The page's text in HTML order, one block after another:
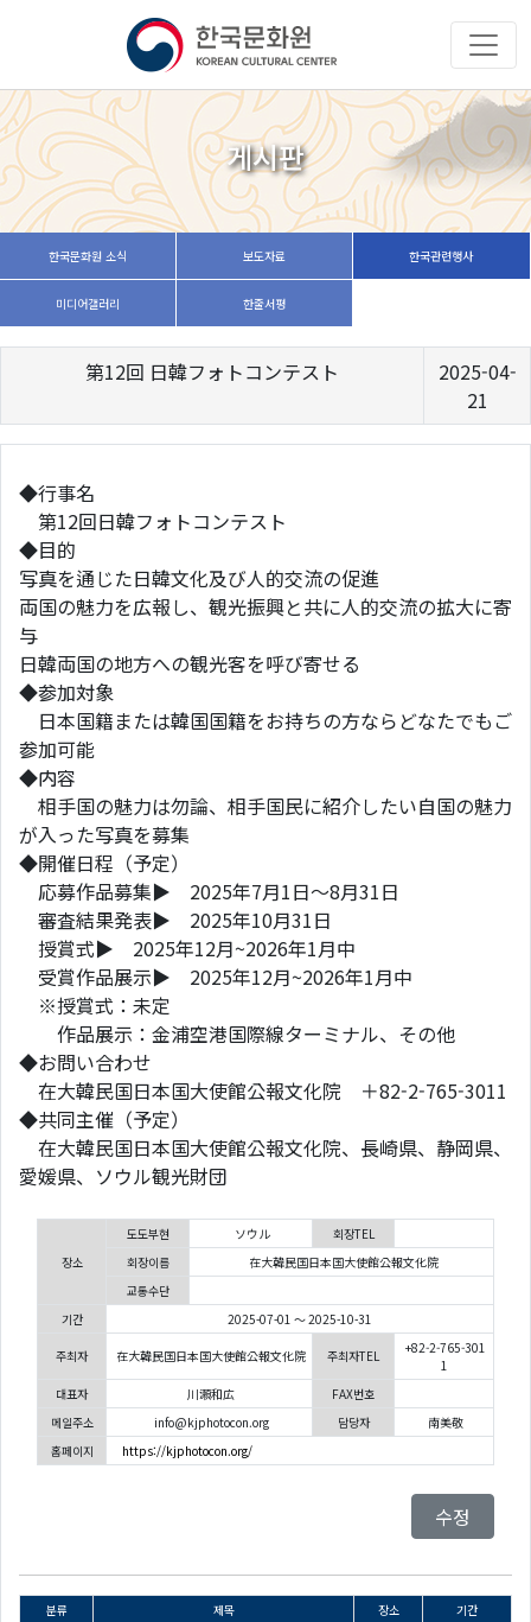
게시판
한국문화원 소식 보도자료 한국관련행사
미디어갤러리 한줄서평
第12回 日韓フォトコンテスト
2025-04-
21
◆行事名
第12回日韓フォトコンテスト
◆目的
写真を通じた日韓文化及び人的交流の促進
両国の魅力を広報し、観光振興と共に人的交流の拡大に寄
与
日韓両国の地方への観光客を呼び寄せる
◆参加対象
日本国籍または韓国国籍をお持ちの方ならどなたでもご
参加可能
◆内容
相手国の魅力は勿論、相手国民に紹介したい自国の魅力
が入った写真を募集
◆開催日程（予定）
応募作品募集▶ 2025年7月1日～8月31日
審査結果発表▶ 2025年10月31日
授賞式▶ 2025年12月~2026年1月中
受賞作品展示▶ 2025年12月~2026年1月中
※授賞式：未定
作品展示：金浦空港国際線ターミナル、その他
◆お問い合わせ
在大韓民国日本国大使館公報文化院 ＋82-2-765-3011
◆共同主催（予定）
在大韓民国日本国大使館公報文化院、長崎県、静岡県、
愛媛県、ソウル観光財団
장소
도도부현 ソウル
회장TEL
회장이름
在大韓民国日本国大使館公報文化院
교통수단
기간
2025-07-01 ～ 2025-10-31
주최자 在大韓民国日本国大使館公報文化院 주최자TEL
+82-2-765-301
1
대표자
川瀬和広
FAX번호
메일주소
info@kjphotocon.org 담당자
南美敬
홈페이지
https://kjphotocon.org/
수정
분류 제목 장소 기간